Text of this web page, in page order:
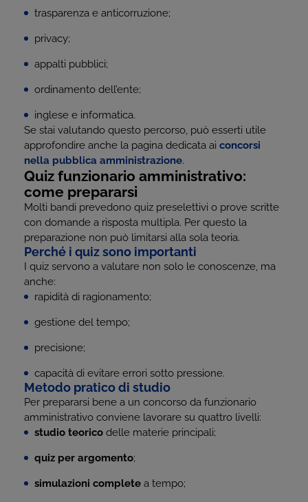
trasparenza e anticorruzione;
privacy;
appalti pubblici;
ordinamento dell’ente;
inglese e informatica.
Se stai valutando questo percorso, può esserti utile
approfondire anche la pagina dedicata ai concorsi
nella pubblica amministrazione.
Quiz funzionario amministrativo:
come prepararsi
Molti bandi prevedono quiz preselettivi o prove scritte
con domande a risposta multipla. Per questo la
preparazione non può limitarsi alla sola teoria.
Perché i quiz sono importanti
I quiz servono a valutare non solo le conoscenze, ma
anche:
rapidità di ragionamento;
gestione del tempo;
precisione;
capacità di evitare errori sotto pressione.
Metodo pratico di studio
Per prepararsi bene a un concorso da funzionario
amministrativo conviene lavorare su quattro livelli:
studio teorico delle materie principali;
quiz per argomento;
simulazioni complete a tempo;